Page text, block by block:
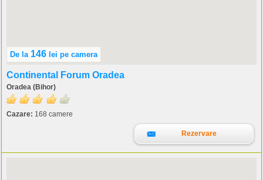
De la 146 lei pe camera
Continental Forum Oradea
Oradea (Bihor)
Cazare: 168 camere
Rezervare